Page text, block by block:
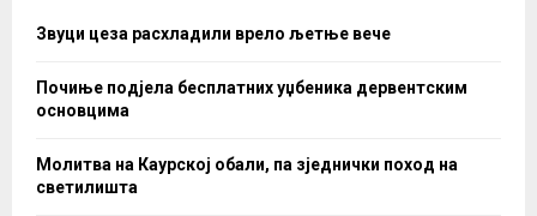
Звуци цеза расхладили врело љетње вече
Почиње подјела бесплатних уџбеника дервентским
основцима
Молитва на Каурској обали, па зједнички поход на
светилишта